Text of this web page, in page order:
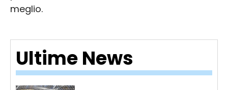
Ultime News
meglio.